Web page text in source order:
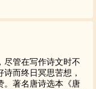
，尽管在写作诗文时不
而终日冥思苦想，
。著名唐诗选本《唐